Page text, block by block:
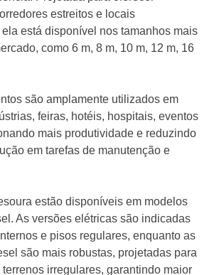
estreitos e locais
está disponível nos tamanhos mais
como 6 m, 8 m, 10 m, 12 m, 16
são amplamente utilizados em
feiras, hotéis, hospitais, eventos
mais produtividade e reduzindo
em tarefas de manutenção e
estão disponíveis em modelos
As versões elétricas são indicadas
e pisos regulares, enquanto as
são mais robustas, projetadas para
irregulares, garantindo maior